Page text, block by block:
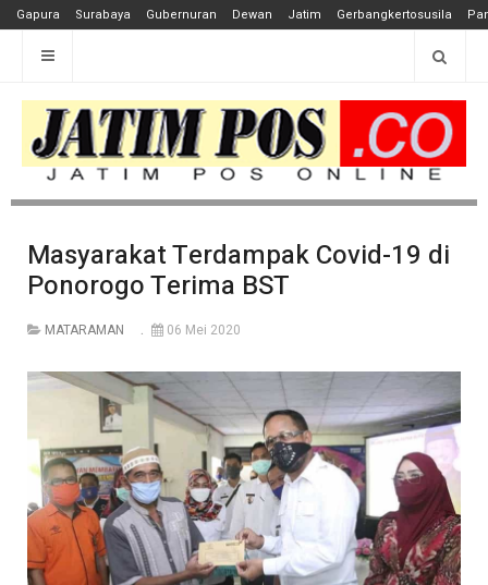
Gapura Surabaya Gubernuran Dewan Jatim Gerbangkertosusila
Masyarakat Terdampak Covid-19 di
Ponorogo Terima BST
MATARAMAN 06 Mei 2020